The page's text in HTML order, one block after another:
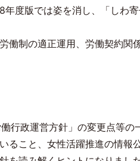
8年度版では姿を消し、「しわ
働制の適正運用、労働契約関
行政運営方針」の変更点等の
ること、女性活躍推進の情